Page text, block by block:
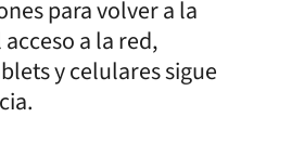
para volver a la
a la red,
y celulares sigue